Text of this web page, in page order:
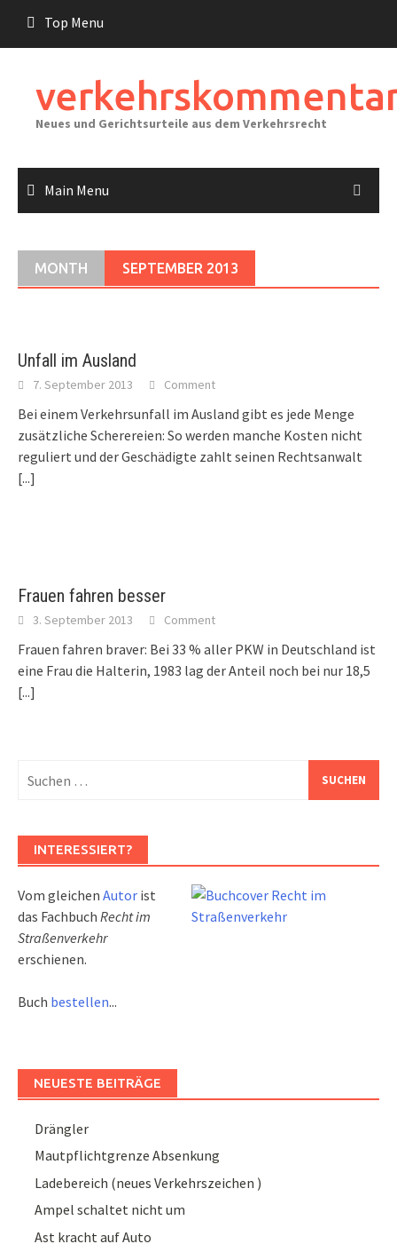
content
Top Menu
Neues und Gerichtsurteile aus dem Verkehrsrecht
Main Menu
MONTH SEPTEMBER 2013
Unfall im Ausland
7. September 2013 Comment
Bei einem Verkehrsunfall im Ausland gibt es jede Menge
zusätzliche Scherereien: So werden manche Kosten nicht
reguliert und der Geschädigte zahlt seinen Rechtsanwalt
[...]
Frauen fahren besser
3. September 2013 Comment
Frauen fahren braver: Bei 33 % aller PKW in Deutschland ist
eine Frau die Halterin, 1983 lag der Anteil noch bei nur 18,5
[...]
nach:
INTERESSIERT?
Vom gleichen Autor ist
das Fachbuch Recht im
Straßenverkehr
erschienen.
Buch bestellen...
NEUESTE BEITRÄGE
Drängler
Mautpflichtgrenze Absenkung
Ladebereich (neues Verkehrszeichen )
Ampel schaltet nicht um
Ast kracht auf Auto